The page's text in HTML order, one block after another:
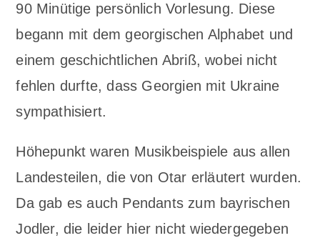
90 Minütige persönlich Vorlesung. Diese
begann mit dem georgischen Alphabet und
einem geschichtlichen Abriß, wobei nicht
fehlen durfte, dass Georgien mit Ukraine
sympathisiert.
Höhepunkt waren Musikbeispiele aus allen
Landesteilen, die von Otar erläutert wurden.
Da gab es auch Pendants zum bayrischen
Jodler, die leider hier nicht wiedergegeben